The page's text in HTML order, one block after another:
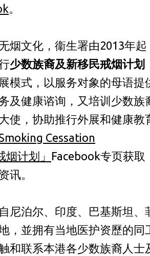
。
烟文化，衞生署由2013年起
少数族裔及新移民戒烟计划
模式，以服务对象的母语提
及健康谘询，又培训少数族
使，协助推行外展和健康教
Cessation
烟计划 」 Facebook专页获取
讯。
尼泊尔、印度、巴基斯坦、
，並拥有当地医护资歷的同
和联系本港各少数族裔人士